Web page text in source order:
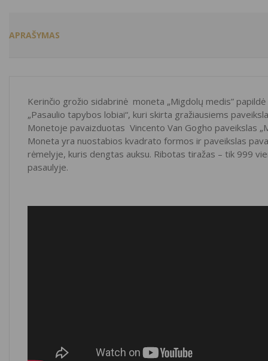
APRAŠYMAS
Kerinčio grožio sidabrinė moneta „Migdolų medis”
„Pasaulio tapybos lobiai“, kuri skirta gražiausiems
Monetoje pavaizduotas Vincento Van Gogho paveikslas
Moneta yra nuostabios kvadrato formos ir paveikslas
rėmelyje, kuris dengtas auksu. Ribotas tiražas – tik 999
pasaulyje.